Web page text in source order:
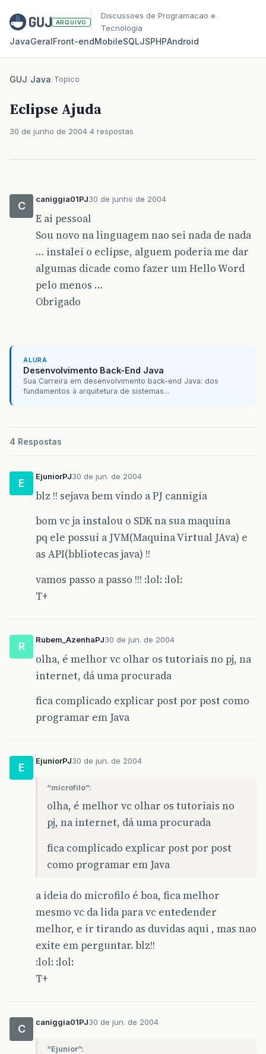
ARQUIVO
Discussoes de Programacao e
Tecnologia
JavaGeralFront‑endMobileSQLJSPHPAndroid
GUJ/Java/Topico
Eclipse Ajuda
30 de junho de 2004 4 respostas
C
caniggia01PJ30 de junho de 2004
E ai pessoal
Sou novo na linguagem nao sei nada de nada
… instalei o eclipse, alguem poderia me dar
algumas dicade como fazer um Hello Word
pelo menos …
Obrigado
ALURA
Desenvolvimento Back-End Java
Sua Carreira em desenvolvimento back-end Java: dos
fundamentos à arquitetura de sistemas...
4 Respostas
E
EjuniorPJ30 de jun. de 2004
blz !! sejava bem vindo a PJ cannigia
bom vc ja instalou o SDK na sua maquina
pq ele possui a JVM(Maquina Virtual JAva) e
as API(bbliotecas java) !!
vamos passo a passo !!! :lol: :lol:
T+
R
Rubem_AzenhaPJ30 de jun. de 2004
olha, é melhor vc olhar os tutoriais no pj, na
internet, dá uma procurada
fica complicado explicar post por post como
programar em Java
E
EjuniorPJ30 de jun. de 2004
“microfilo”:
olha, é melhor vc olhar os tutoriais no
pj, na internet, dá uma procurada
fica complicado explicar post por post
como programar em Java
a ideia do microfilo é boa, fica melhor
mesmo vc da lida para vc entedender
melhor, e ir tirando as duvidas aqui , mas nao
exite em perguntar. blz!!
:lol: :lol:
T+
C
caniggia01PJ30 de jun. de 2004
“Ejunior”: